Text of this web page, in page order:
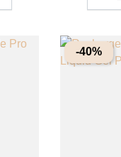
-40%